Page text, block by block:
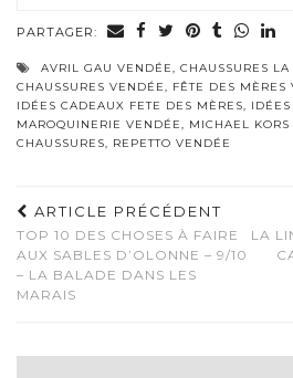
PARTAGER:
AVRIL GAU VENDÉE, CHAUSSURES
CHAUSSURES VENDÉE, FÊTE DES MÈRES
IDÉES CADEAUX FETE DES MÈRES,
MAROQUINERIE VENDÉE, MICHAEL KORS
CHAUSSURES, REPETTO VENDÉE
ARTICLE PRÉCÉDENT
TOP 10 DES CHOSES À FAIRE
AUX SABLES D’OLONNE – 9/10
– LA BALADE DANS LES
MARAIS
LA